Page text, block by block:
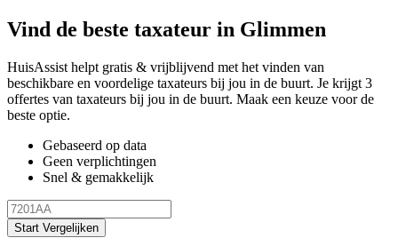
Vind de beste taxateur in Glimmen
HuisAssist helpt gratis & vrijblijvend met het vinden van
beschikbare en voordelige taxateurs bij jou in de buurt. Je krijgt 3
offertes van taxateurs bij jou in de buurt. Maak een keuze voor de
beste optie.
Gebaseerd op data
Geen verplichtingen
Snel & gemakkelijk
Start Vergelijken